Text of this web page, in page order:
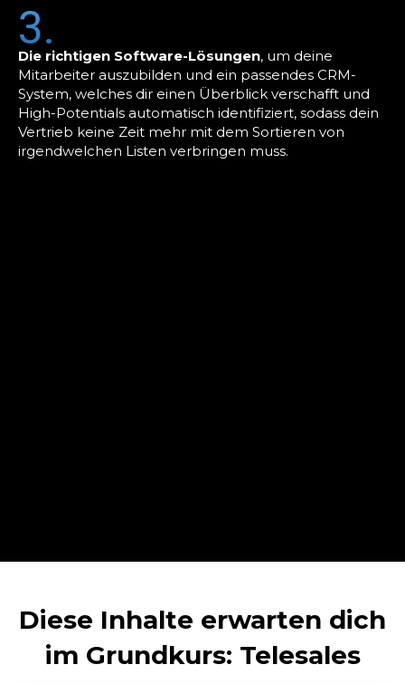
3.
Die richtigen Software-Lösungen, um deine
Mitarbeiter auszubilden und ein passendes CRM-
System, welches dir einen Überblick verschafft und
High-Potentials automatisch identifiziert, sodass dein
Vertrieb keine Zeit mehr mit dem Sortieren von
irgendwelchen Listen verbringen muss.
Diese Inhalte erwarten dich
im Grundkurs: Telesales